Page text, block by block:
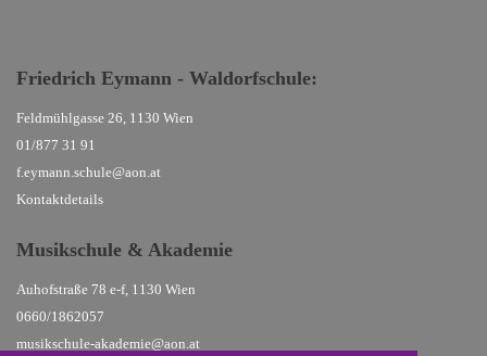
Friedrich Eymann - Waldorfschule:
Feldmühlgasse 26, 1130 Wien
01/877 31 91
f.eymann.schule@aon.at
Kontaktdetails
Musikschule & Akademie
Auhofstraße 78 e-f, 1130 Wien
0660/1862057
musikschule-akademie@aon.at